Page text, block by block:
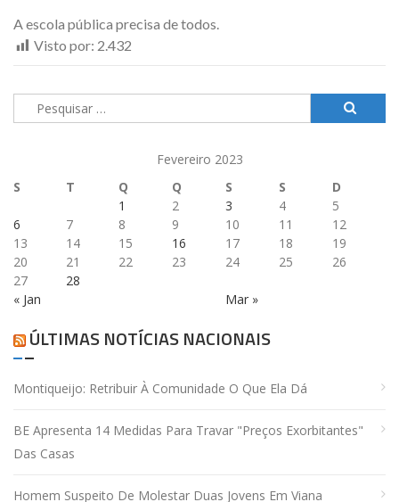
A escola pública precisa de todos.
Visto por: 2.432
Pesquisar
por:
Fevereiro 2023
S
T Q Q S S D
« Jan Mar »
1 2 3 4
5
6
7 8 9 10 11
12
13
14 15 16 17 18
19
20
21 22 23 24 25
26
27
28
ÚLTIMAS NOTÍCIAS NACIONAIS
Montiqueijo: Retribuir À Comunidade O Que Ela Dá
BE Apresenta 14 Medidas Para Travar "preços Exorbitantes"
Das Casas
Homem Suspeito De Molestar Duas Jovens Em Viana